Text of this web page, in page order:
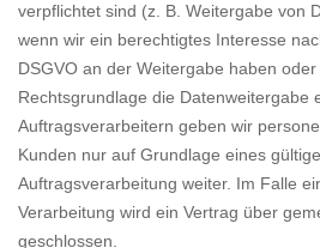
verpflichtet sind (z. B. Weitergabe von
wenn wir ein berechtigtes Interesse
DSGVO an der Weitergabe haben
Rechtsgrundlage die Datenweitergabe
Auftragsverarbeitern geben wir
Kunden nur auf Grundlage eines
Auftragsverarbeitung weiter. Im Falle
Verarbeitung wird ein Vertrag über
geschlossen.